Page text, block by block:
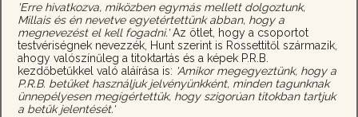
'Erre hivatkozva, miközben egymás mellett dolgoztunk,
Millais és én nevetve egyetértettünk abban, hogy a
megnevezést el kell fogadni.'Az ötlet, hogy a csoportot
testvériségnek nevezzék, Hunt szerint is Rossettitől származik,
ahogy valószínűleg a titoktartás és a képek P.R.B.
kezdőbetűkkel való aláírása is: 'Amikor megegyeztünk, hogy a
P.R.B. betűket használjuk jelvényünkként, minden tagunknak
ünnepélyesen megígértettük, hogy szigorúan titokban tartjuk
a betűk jelentését.'